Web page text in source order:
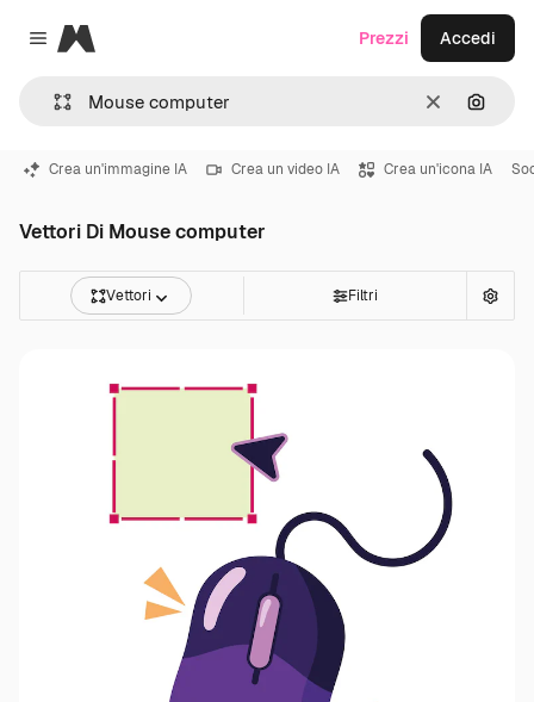
Close menu
Magnific
CancellaCerca
Prezzi Accedi
Crea un'immagine IA Crea un video IA Crea un'icona IA
Vettori Di Mouse computer
Vettori Filtri